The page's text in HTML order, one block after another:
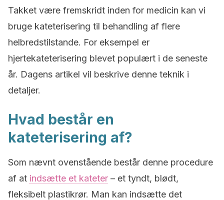
Takket være fremskridt inden for medicin kan vi
bruge kateterisering til behandling af flere
helbredstilstande. For eksempel er
hjertekateterisering blevet populært i de seneste
år. Dagens artikel vil beskrive denne teknik i
detaljer.
Hvad består en
kateterisering af?
Som nævnt ovenstående består denne procedure
af at indsætte et kateter – et tyndt, blødt,
fleksibelt plastikrør. Man kan indsætte det